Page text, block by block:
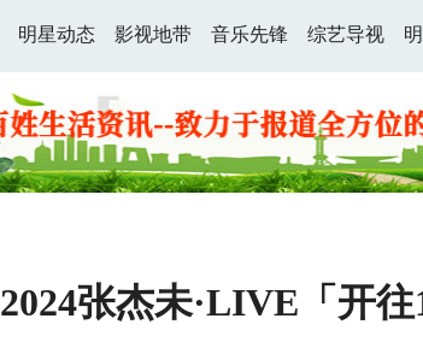
明星动态 影视地带 音乐先锋 综艺导视
2024张杰未·LIVE「开